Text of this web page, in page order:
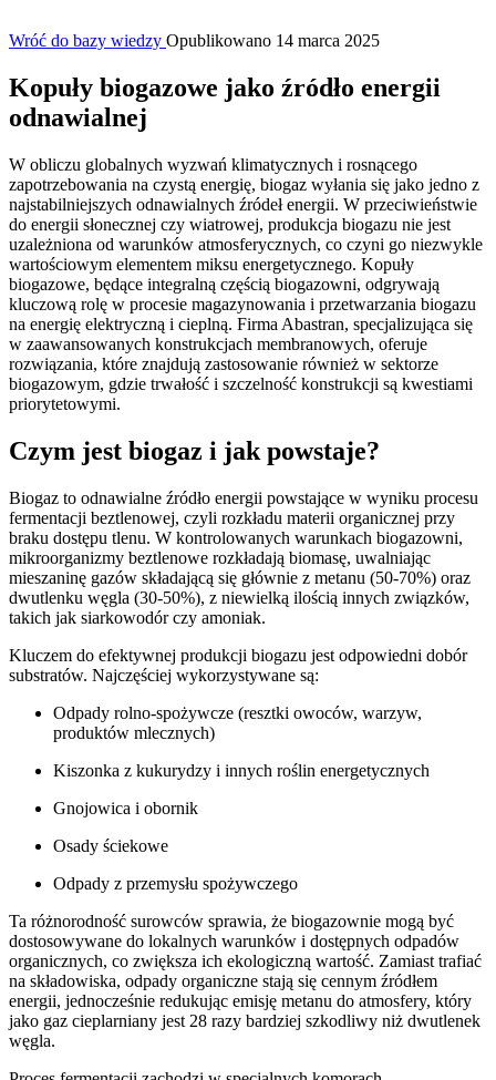
Wróć do bazy wiedzy Opublikowano 14 marca 2025
Kopuły biogazowe jako źródło energii
odnawialnej
W obliczu globalnych wyzwań klimatycznych i rosnącego
zapotrzebowania na czystą energię, biogaz wyłania się jako jedno z
najstabilniejszych odnawialnych źródeł energii. W przeciwieństwie
do energii słonecznej czy wiatrowej, produkcja biogazu nie jest
uzależniona od warunków atmosferycznych, co czyni go niezwykle
wartościowym elementem miksu energetycznego. Kopuły
biogazowe, będące integralną częścią biogazowni, odgrywają
kluczową rolę w procesie magazynowania i przetwarzania biogazu
na energię elektryczną i cieplną. Firma Abastran, specjalizująca się
w zaawansowanych konstrukcjach membranowych, oferuje
rozwiązania, które znajdują zastosowanie również w sektorze
biogazowym, gdzie trwałość i szczelność konstrukcji są kwestiami
priorytetowymi.
Czym jest biogaz i jak powstaje?
Biogaz to odnawialne źródło energii powstające w wyniku procesu
fermentacji beztlenowej, czyli rozkładu materii organicznej przy
braku dostępu tlenu. W kontrolowanych warunkach biogazowni,
mikroorganizmy beztlenowe rozkładają biomasę, uwalniając
mieszaninę gazów składającą się głównie z metanu (50-70%) oraz
dwutlenku węgla (30-50%), z niewielką ilością innych związków,
takich jak siarkowodór czy amoniak.
Kluczem do efektywnej produkcji biogazu jest odpowiedni dobór
substratów. Najczęściej wykorzystywane są:
Odpady rolno-spożywcze (resztki owoców, warzyw,
produktów mlecznych)
Kiszonka z kukurydzy i innych roślin energetycznych
Gnojowica i obornik
Osady ściekowe
Odpady z przemysłu spożywczego
Ta różnorodność surowców sprawia, że biogazownie mogą być
dostosowywane do lokalnych warunków i dostępnych odpadów
organicznych, co zwiększa ich ekologiczną wartość. Zamiast trafiać
na składowiska, odpady organiczne stają się cennym źródłem
energii, jednocześnie redukując emisję metanu do atmosfery, który
jako gaz cieplarniany jest 28 razy bardziej szkodliwy niż dwutlenek
węgla.